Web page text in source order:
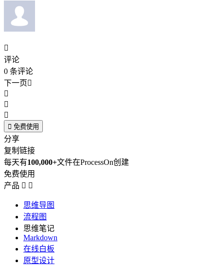

评论
0 条评论
下一页



 免费使用
分享
复制链接
每天有100,000+文件在ProcessOn创建
免费使用
产品  
思维导图
流程图
思维笔记
Markdown
在线白板
原型设计